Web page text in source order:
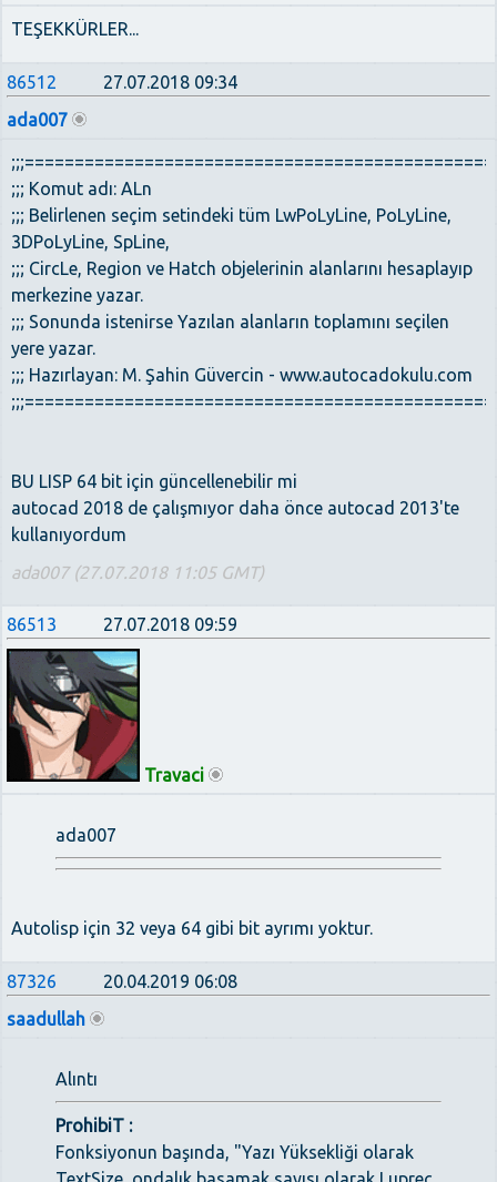
TEŞEKKÜRLER...
86512
27.07.2018 09:34
ada007
;;; Komut adı: ALn
;;; Belirlenen seçim setindeki tüm LwPoLyLine, PoLyLine,
3DPoLyLine, SpLine,
;;; CircLe, Region ve Hatch objelerinin alanlarını hesaplayıp
merkezine yazar.
;;; Sonunda istenirse Yazılan alanların toplamını seçilen
yere yazar.
;;; Hazırlayan: M. Şahin Güvercin - www.autocadokulu.com
BU LISP 64 bit için güncellenebilir mi
autocad 2018 de çalışmıyor daha önce autocad 2013'te
kullanıyordum
ada007 (27.07.2018 11:05 GMT)
86513 27.07.2018 09:59
Travaci
ada007
Autolisp için 32 veya 64 gibi bit ayrımı yoktur.
87326
20.04.2019 06:08
saadullah
Alıntı
ProhibiT :
Fonksiyonun başında, "Yazı Yüksekliği olarak